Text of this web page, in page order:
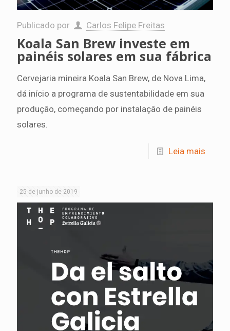
Publicado por Carlos Felipe Freitas
Koala San Brew investe em
painéis solares em sua fábrica
Cervejaria mineira Koala San Brew, de Nova Lima,
dá início a programa de sustentabilidade em sua
produção, começando por instalação de painéis
solares.
Leia mais
25 de junho de 2019